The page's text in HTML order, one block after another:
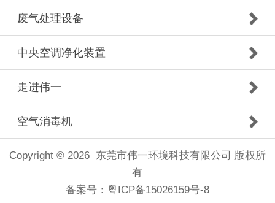
废气处理设备
中央空调净化装置
走进伟一
空气消毒机
Copyright © 2026 东莞市伟一环境科技有限公司 版权所
有
备案号： 粤ICP备15026159号-8